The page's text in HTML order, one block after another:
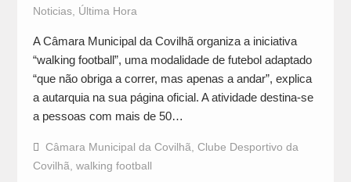
Noticias, Última Hora
A Câmara Municipal da Covilhã organiza a iniciativa
“walking football”, uma modalidade de futebol adaptado
“que não obriga a correr, mas apenas a andar”, explica
a autarquia na sua página oficial. A atividade destina-se
a pessoas com mais de 50…
Câmara Municipal da Covilhã Clube Desportivo da
Covilhã walking football